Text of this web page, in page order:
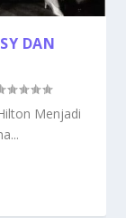
DAN
Menjadi